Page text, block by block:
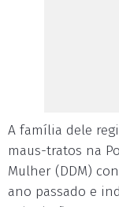
A família dele
maus-tratos na
Mulher (DDM)
ano passado e